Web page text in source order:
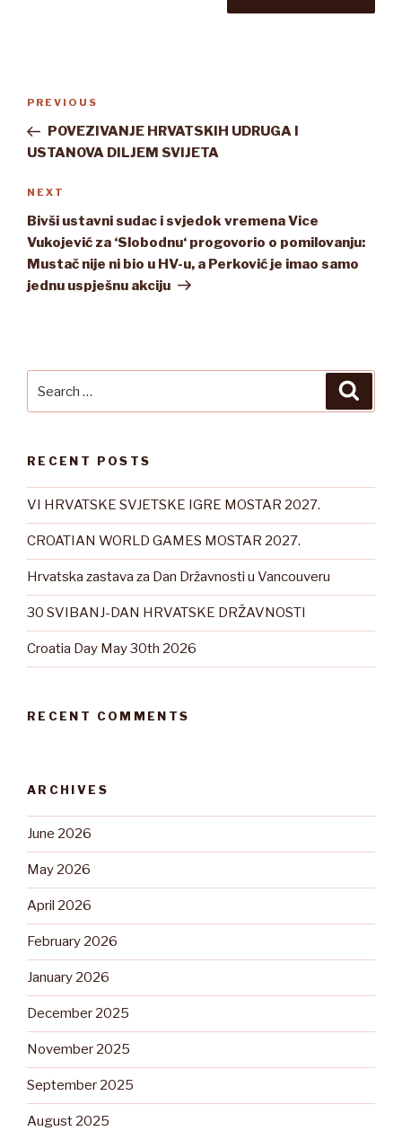
Previous
Post
PREVIOUS
POVEZIVANJE HRVATSKIH UDRUGA I
USTANOVA DILJEM SVIJETA
Next
Post
NEXT
Bivši ustavni sudac i svjedok vremena Vice
Vukojević za ‘Slobodnu‘ progovorio o pomilovanju:
Mustač nije ni bio u HV-u, a Perković je imao samo
jednu uspješnu akciju
for:
RECENT POSTS
VI HRVATSKE SVJETSKE IGRE MOSTAR 2027.
CROATIAN WORLD GAMES MOSTAR 2027.
Hrvatska zastava za Dan Državnosti u Vancouveru
30 SVIBANJ-DAN HRVATSKE DRŽAVNOSTI
Croatia Day May 30th 2026
RECENT COMMENTS
ARCHIVES
June 2026
May 2026
April 2026
February 2026
January 2026
December 2025
November 2025
September 2025
August 2025